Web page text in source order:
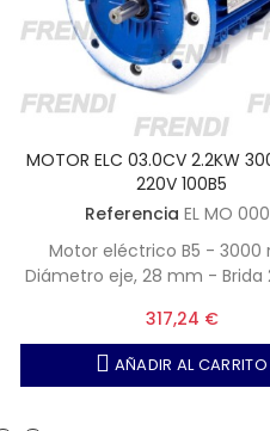
MOTOR ELC 03.0CV 2.2KW
220V 100B5
Referencia EL MO
Motor eléctrico B5 - 3000
Diámetro eje, 28 mm - Brida
317,24 €
AÑADIR AL CARRITO